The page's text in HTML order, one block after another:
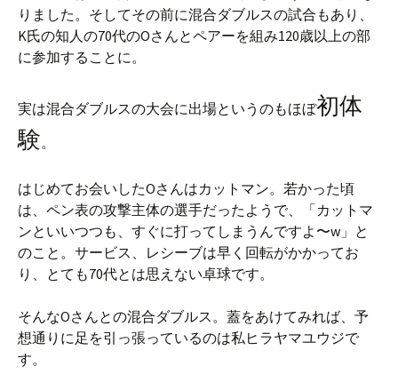
りました。そしてその前に混合ダブルスの試合もあり、
K氏の知人の70代のOさんとペアーを組み120歳以上の部
に参加することに。
実は混合ダブルスの大会に出場というのもほぼ初体
験。
はじめてお会いしたOさんはカットマン。若かった頃
は、ペン表の攻撃主体の選手だったようで、「カットマ
ンといいつつも、すぐに打ってしまうんですよ〜w」と
のこと。サービス、レシーブは早く回転がかかってお
り、とても70代とは思えない卓球です。
そんなOさんとの混合ダブルス。蓋をあけてみれば、予
想通りに足を引っ張っているのは私ヒラヤマユウジで
す。